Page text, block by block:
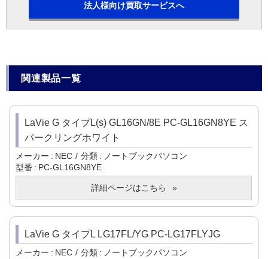
法人様向け買取サービスへ
関連製品一覧
LaVie G タイプL(s) GL16GN/8E PC-GL16GN8YE ス
パークリングホワイト
メーカー NEC 分類
ノートブックパソコン
型番
PC-GL16GN8YE
詳細ページはこちら
LaVie G タイプL LG17FL/YG PC-LG17FLYJG
メーカー NEC 分類
ノートブックパソコン